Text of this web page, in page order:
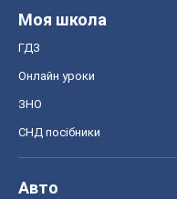
Моя школа
ГДЗ
Онлайн уроки
ЗНО
СНД посібники
Авто